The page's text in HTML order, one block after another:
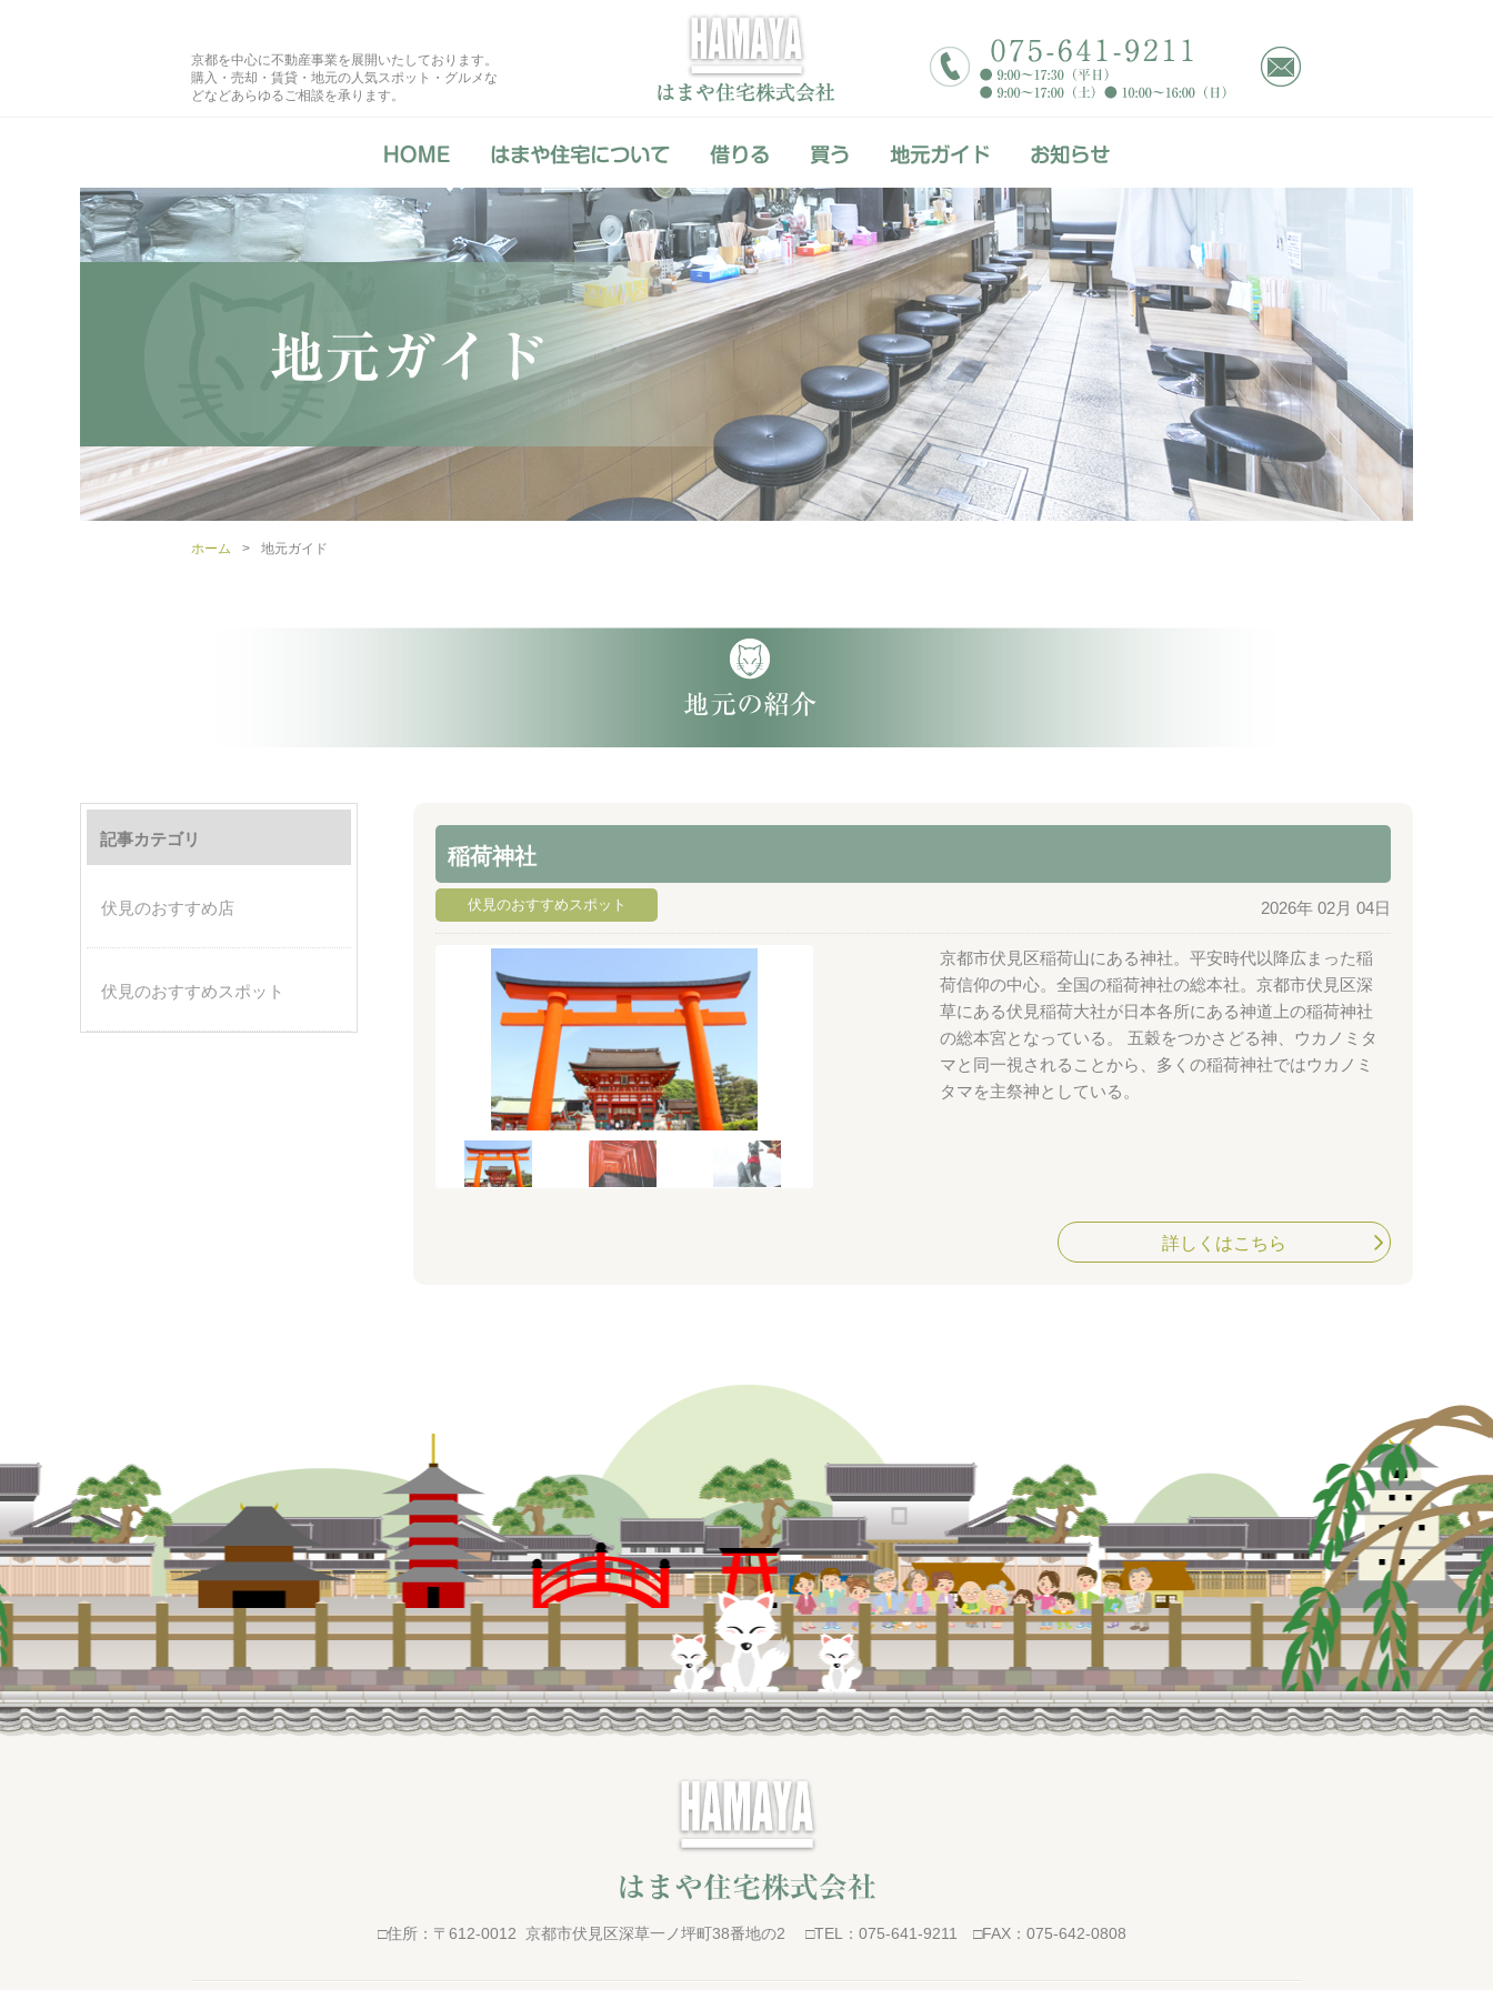
京都を中心に不動産事業を展開いたしております。
購入・売却・賃貸・地元の人気スポット・グルメな
どなどあらゆるご相談を承ります。
ホーム > 地元ガイド
稲荷神社
伏見のおすすめスポット 2026年 02月 04日
京都市伏見区稲荷山にある神社。平安時代以降広まった稲
荷信仰の中心。全国の稲荷神社の総本社。京都市伏見区深
草にある伏見稲荷大社が日本各所にある神道上の稲荷神社
の総本宮となっている。 五穀をつかさどる神、ウカノミタ
マと同一視されることから、多くの稲荷神社ではウカノミ
タマを主祭神としている。
詳しくはこちら
記事カテゴリ
伏見のおすすめ店
伏見のおすすめスポット
住所：〒612-0012 京都市伏見区深草一ノ坪町38番地の2 TEL：075-641-9211 FAX：075-642-0808